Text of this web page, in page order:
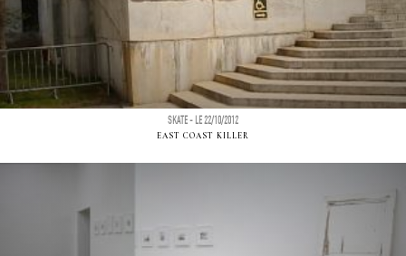
SKATE - LE 22/10/2012
EAST COAST KILLER